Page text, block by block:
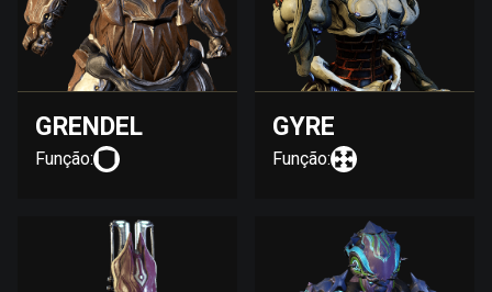
GRENDEL
Função:
GYRE
Função: